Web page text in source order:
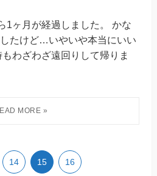
1ヶ月が経過しました。 かな
たけど…いやいや本当にいい
わざわざ遠回りして帰りま
14 15 16